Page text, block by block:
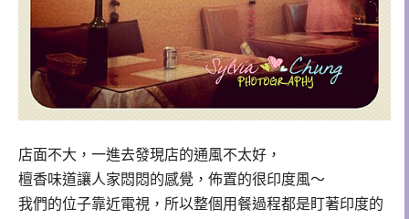
店面不大，一進去發現店的通風不太好，
檀香味道讓人家悶悶的感覺，佈置的很印度風～
我們的位子靠近電視，所以整個用餐過程都是盯著印度的